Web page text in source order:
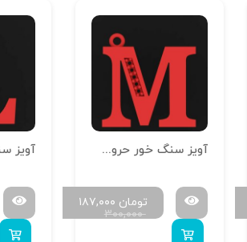
آویز سنگ خور حروف سایز کوچک H-MAYA-S-13
۳۰۰,۰۰۰
۱۸۷,۰۰۰ تومان